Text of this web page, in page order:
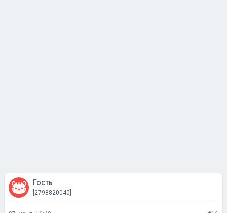
Гость
[2798820040]